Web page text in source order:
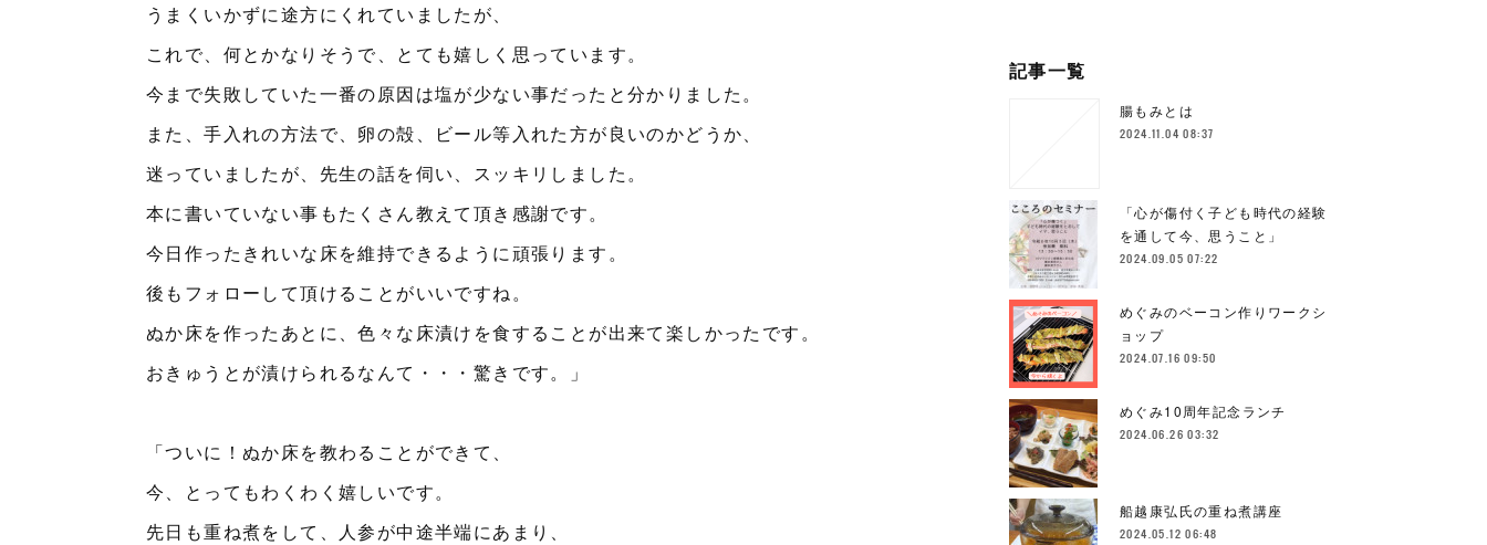
うまくいかずに途方にくれていましたが、
これで、何とかなりそうで、とても嬉しく思っています。
今まで失敗していた一番の原因は塩が少ない事だったと分かりました。
また、手入れの方法で、卵の殻、ビール等入れた方が良いのかどうか、
迷っていましたが、先生の話を伺い、スッキリしました。
本に書いていない事もたくさん教えて頂き感謝です。
今日作ったきれいな床を維持できるように頑張ります。
後もフォローして頂けることがいいですね。
ぬか床を作ったあとに、色々な床漬けを食することが出来て楽しかったです。
おきゅうとが漬けられるなんて・・・驚きです。」
「ついに！ぬか床を教わることができて、
今、とってもわくわく嬉しいです。
先日も重ね煮をして、人参が中途半端にあまり、
記事一覧
腸もみとは
2024.11.04 08:37
「心が傷付く子ども時代の経験
を通して今、思うこと」
2024.09.05 07:22
めぐみのベーコン作りワークシ
ョップ
2024.07.16 09:50
めぐみ10周年記念ランチ
2024.06.26 03:32
船越康弘氏の重ね煮講座
2024.05.12 06:48